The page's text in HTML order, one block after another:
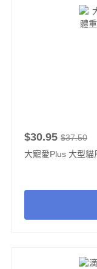
$30.95 $37.50
大寵愛Plus 大型